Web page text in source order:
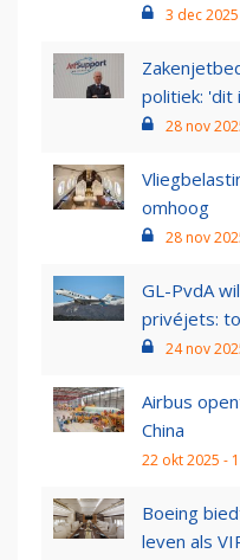
3 dec
politiek: 'dit
28 nov
omhoog
28 nov
GL-PvdA
privéjets:
24 nov
Airbus
China
22 okt 2025 -
Boeing
leven als